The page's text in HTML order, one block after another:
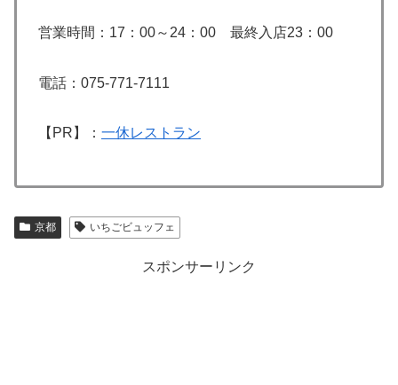
営業時間：17：00～24：00 最終入店23：00
電話：075-771-7111
【PR】： 一休レストラン
京都 いちごビュッフェ
スポンサーリンク